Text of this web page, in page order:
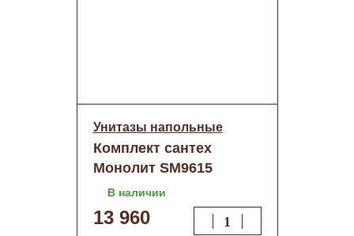
Унитазы напольные
Комплект сантех
Монолит SM9615
безободковый,
сиденье ДП (с гофрой
и подводкой)
В наличии
13 960